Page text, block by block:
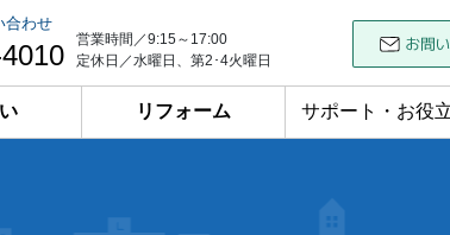
合わせ
営業時間／9:15～17:00
定休日／水曜日、第2･4火曜日
リフォーム サポート・お役